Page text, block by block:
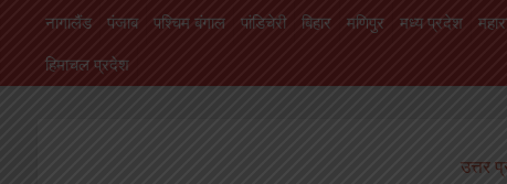
नागालैंड
पंजाब पश्चिम बंगाल पांडिचेरी बिहार मणिपुर मध्य प्रदेश
हिमाचल प्रदेश
उत्तर